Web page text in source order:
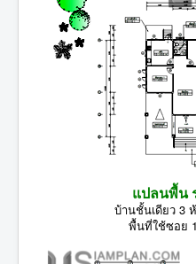
แปลนพื้น
บ้านชั้นเดียว 3
พื้นที่ใช้ซอย